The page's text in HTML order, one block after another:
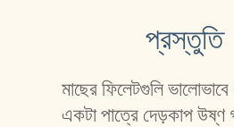
মাছের ফিলেটগুলি
একটা পাত্রে দেড়কাপ উষ্ণ
প্রস্তুতি